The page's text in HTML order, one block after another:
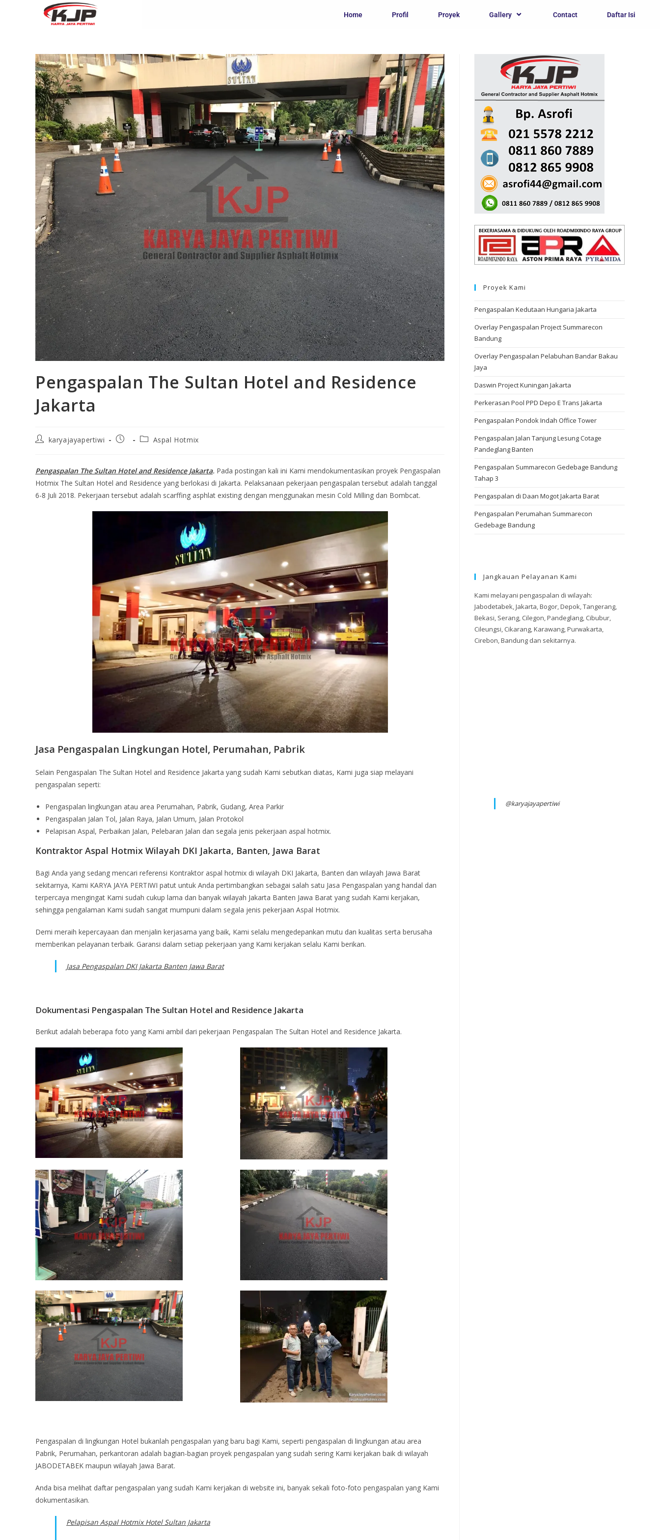
Home Profil Proyek Gallery Contact Daftar Isi
Pengaspalan The Sultan Hotel and Residence
Jakarta
karyajayapertiwi Aspal Hotmix
Pengaspalan The Sultan Hotel and Residence Jakarta. Pada postingan kali ini Kami mendokumentasikan proyek Pengaspalan
Hotmix The Sultan Hotel and Residence yang berlokasi di Jakarta. Pelaksanaan pekerjaan pengaspalan tersebut adalah tanggal
6-8 Juli 2018. Pekerjaan tersebut adalah scarffing asphlat existing dengan menggunakan mesin Cold Milling dan Bombcat.
Jasa Pengaspalan Lingkungan Hotel, Perumahan, Pabrik
Selain Pengaspalan The Sultan Hotel and Residence Jakarta yang sudah Kami sebutkan diatas, Kami juga siap melayani
pengaspalan seperti:
Pengaspalan lingkungan atau area Perumahan, Pabrik, Gudang, Area Parkir
Pengaspalan Jalan Tol, Jalan Raya, Jalan Umum, Jalan Protokol
Pelapisan Aspal, Perbaikan Jalan, Pelebaran Jalan dan segala jenis pekerjaan aspal hotmix.
Kontraktor Aspal Hotmix Wilayah DKI Jakarta, Banten, Jawa Barat
Bagi Anda yang sedang mencari referensi Kontraktor aspal hotmix di wilayah DKI Jakarta, Banten dan wilayah Jawa Barat
sekitarnya, Kami KARYA JAYA PERTIWI patut untuk Anda pertimbangkan sebagai salah satu Jasa Pengaspalan yang handal dan
terpercaya mengingat Kami sudah cukup lama dan banyak wilayah Jakarta Banten Jawa Barat yang sudah Kami kerjakan,
sehingga pengalaman Kami sudah sangat mumpuni dalam segala jenis pekerjaan Aspal Hotmix.
Demi meraih kepercayaan dan menjalin kerjasama yang baik, Kami selalu mengedepankan mutu dan kualitas serta berusaha
memberikan pelayanan terbaik. Garansi dalam setiap pekerjaan yang Kami kerjakan selalu Kami berikan.
Jasa Pengaspalan DKI Jakarta Banten Jawa Barat
Dokumentasi Pengaspalan The Sultan Hotel and Residence Jakarta
Berikut adalah beberapa foto yang Kami ambil dari pekerjaan Pengaspalan The Sultan Hotel and Residence Jakarta.
Pengaspalan di lingkungan Hotel bukanlah pengaspalan yang baru bagi Kami, seperti pengaspalan di lingkungan atau area
Pabrik, Perumahan, perkantoran adalah bagian-bagian proyek pengaspalan yang sudah sering Kami kerjakan baik di wilayah
JABODETABEK maupun wilayah Jawa Barat.
Anda bisa melihat daftar pengaspalan yang sudah Kami kerjakan di website ini, banyak sekali foto-foto pengaspalan yang Kami
dokumentasikan.
Pelapisan Aspal Hotmix Hotel Sultan Jakarta
Proyek Kami
Pengaspalan Kedutaan Hungaria Jakarta
Overlay Pengaspalan Project Summarecon
Bandung
Overlay Pengaspalan Pelabuhan Bandar Bakau
Jaya
Daswin Project Kuningan Jakarta
Perkerasan Pool PPD Depo E Trans Jakarta
Pengaspalan Pondok Indah Office Tower
Pengaspalan Jalan Tanjung Lesung Cotage
Pandeglang Banten
Pengaspalan Summarecon Gedebage Bandung
Tahap 3
Pengaspalan di Daan Mogot Jakarta Barat
Pengaspalan Perumahan Summarecon
Gedebage Bandung
Jangkauan Pelayanan Kami
Kami melayani pengaspalan di wilayah:
Jabodetabek, Jakarta, Bogor, Depok, Tangerang,
Bekasi, Serang, Cilegon, Pandeglang, Cibubur,
Cileungsi, Cikarang, Karawang, Purwakarta,
Cirebon, Bandung dan sekitarnya.
@karyajayapertiwi